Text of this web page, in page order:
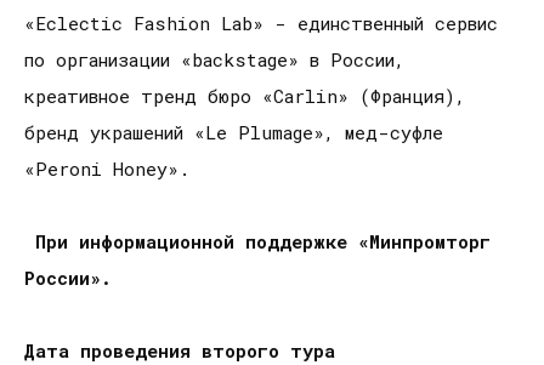
«Eclectic Fashion Lab» - единственный сервис
по организации «backstage» в России,
креативное тренд бюро «Carlin» (Франция),
бренд украшений «Le Plumage», мед-суфле
«Peroni Honey».
При информационной поддержке «Минпромторг
России».
Дата проведения второго тура